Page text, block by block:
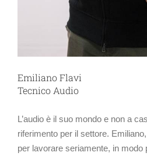
Emiliano Flavi
Tecnico Audio
L’audio è il suo mondo e non a
riferimento per il settore.
per lavorare seriamente, in modo